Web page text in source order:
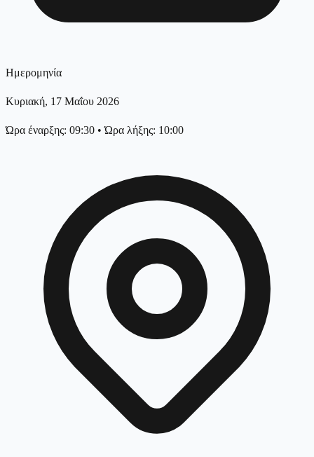
Ημερομηνία
Κυριακή, 17 Μαΐου 2026
Ώρα έναρξης: 09:30 •Ώρα λήξης: 10:00